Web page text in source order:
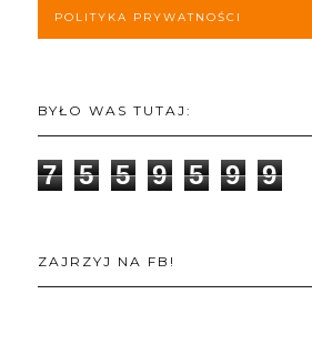
POLITYKA PRYWATNOŚCI
BYŁO WAS TUTAJ:
7 5 5 9 5 9 9
ZAJRZYJ NA FB!